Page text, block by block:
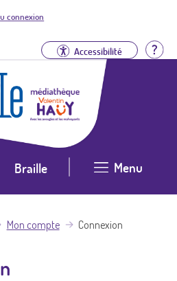
connexion
Accessibilité
Braille Menu
Mon compte Connexion